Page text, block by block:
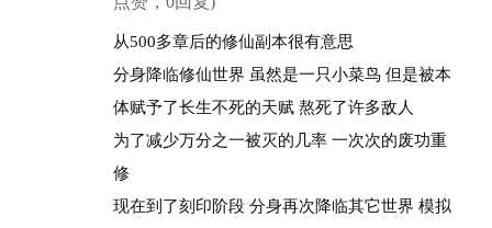
从500多章后的修仙副本很有意思
分身降临修仙世界 虽然是一只小菜鸟 但是被本
体赋予了长生不死的天赋 熬死了许多敌人
为了减少万分之一被灭的几率 一次次的废功重
修
现在到了刻印阶段 分身再次降临其它世界 模拟